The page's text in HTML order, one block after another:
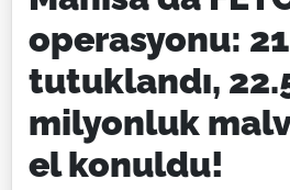
operasyonu:
tutuklandı,
milyonluk
el konuldu!